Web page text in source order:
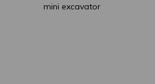
mini excavator